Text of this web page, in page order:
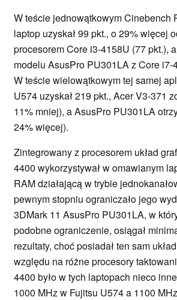
W teście jednowątkowym Cinebench
laptop uzyskał 99 pkt., o 29% więcej
procesorem Core i3-4158U (77 pkt.),
modelu AsusPro PU301LA z Core i7-
W teście wielowątkowym tej samej
U574 uzyskał 219 pkt., Acer V3-371
11% mniej), a AsusPro PU301LA
24% więcej).
Zintegrowany z procesorem układ
4400 wykorzystywał w omawianym
RAM działającą w trybie
pewnym stopniu ograniczało jego
3DMark 11 AsusPro PU301LA, w
podobne ograniczenie, osiągał
rezultaty, choć posiadał ten sam
względu na różne procesory
4400 było w tych laptopach nieco
1000 MHz w Fujitsu U574 a 1100